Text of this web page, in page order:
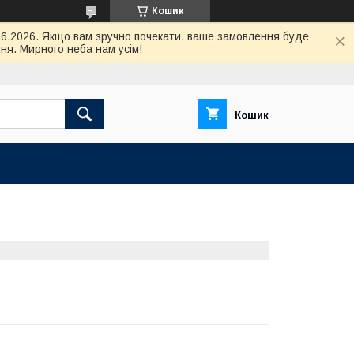
Кошик
Якщо вам зручно почекати, ваше замовлення буде
Мирного неба нам усім!
Кошик